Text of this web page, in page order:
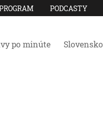
PODCASTY
po minúte Slovensko